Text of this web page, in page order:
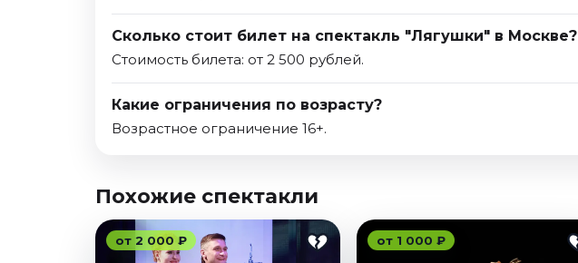
Сколько стоит билет на спектакль "Лягушки" в Москве?
Стоимость билета: от 2 500 рублей.
Какие ограничения по возрасту?
Возрастное ограничение 16+.
Похожие спектакли
от 2 000 ₽ от 1 000 ₽